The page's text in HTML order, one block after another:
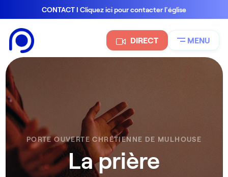
CONTACT I Cliquez ici pour contacter l'église
DIRECT MENU
PORTE OUVERTE CHRÉTIENNE DE MULHOUSE
La prière